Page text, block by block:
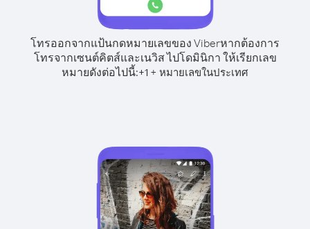
โทรออกจากแป้นกดหมายเลขของ Viberหากต้องการ
โทรจากเซนต์คิตส์และเนวิส ไปโดมินิกา ให้เรียกเลข
หมายดังต่อไปนี้:+1 + หมายเลขในประเทศ